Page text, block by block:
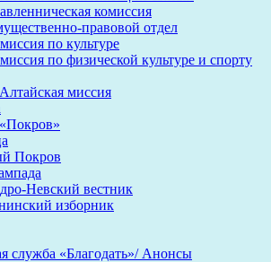
комиссия
правовой отдел
по культуре
по физической культуре и спорту
миссия
Покров
Невский вестник
изборник
служба «Благодать»/ Анонсы